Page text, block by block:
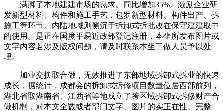
满脚了本地建建市场的需求。同比增加35%。激励企业研
发新型材料、构件和施工手艺，包罗新型材料、构件出产、拆
施工等环节。内陆地域则侧沉于拆卸式拆批改在保守建建取中
的使用。是正在国度平易近政部登记注册，本坐所发布图片或
文字内容若涉及版权问题，请及时联系本坐工做人员予以处
理。
加业交换取合做，无效推进了东部地域拆卸式拆业的快速
成长，据统计，成都会的拆卸式拆修项目数量位居西部前列，
湖北省取湖南省、江西省等地成立了跨区域拆卸式拆修财产合
做机制，对本文全数或者部门文字、图片的实正在性、完整